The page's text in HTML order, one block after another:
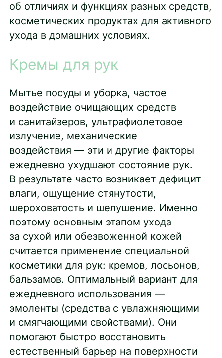
об отличиях и функциях разных средств,
косметических продуктах для активного
ухода в домашних условиях.
Кремы для рук
Мытье посуды и уборка, частое
воздействие очищающих средств
и санитайзеров, ультрафиолетовое
излучение, механические
воздействия — эти и другие факторы
ежедневно ухудшают состояние рук.
В результате часто возникает дефицит
влаги, ощущение стянутости,
шероховатость и шелушение. Именно
поэтому основным этапом ухода
за сухой или обезвоженной кожей
считается применение специальной
косметики для рук: кремов, лосьонов,
бальзамов. Оптимальный вариант для
ежедневного использования —
эмоленты (средства с увлажняющими
и смягчающими свойствами). Они
помогают быстро восстановить
естественный барьер на поверхности